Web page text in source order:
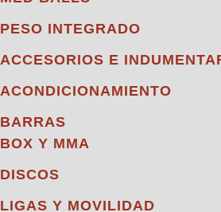
PESO INTEGRADO
ACCESORIOS E
ACONDICIONAMIENTO
BARRAS
BOX Y MMA
DISCOS
LIGAS Y MOVILIDAD